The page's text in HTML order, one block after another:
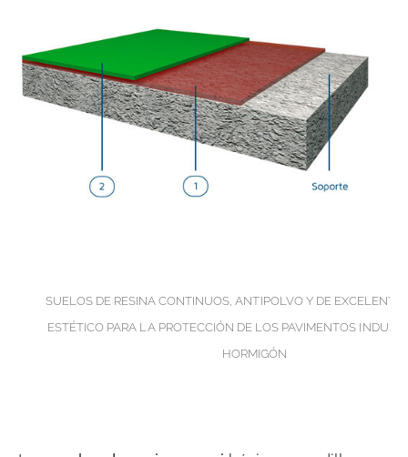
SUELOS DE RESINA CONTINUOS, ANTIPOLVO Y DE EXCELENTE
ESTÉTICO PARA LA PROTECCIÓN DE LOS PAVIMENTOS
HORMIGÓN